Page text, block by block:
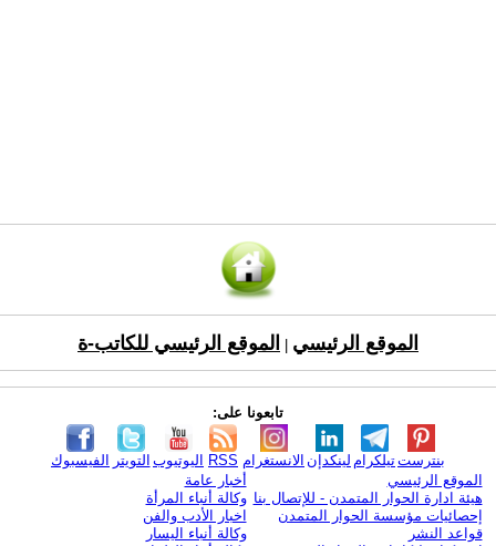
الموقع الرئيسي الموقع الرئيسي للكاتب-ة
تابعونا على:
الفيسبوك التويتر اليوتيوب RSS الانستغرام لينكدإن تيلكرامبنترست
الموقع الرئيسي
هيئة ادارة الحوار المتمدن - للإتصال بنا
إحصائيات مؤسسة الحوار المتمدن
قواعد النشر
أخبار عامة
وكالة أنباء المرأة
اخبار الأدب والفن
وكالة أنباء اليسار